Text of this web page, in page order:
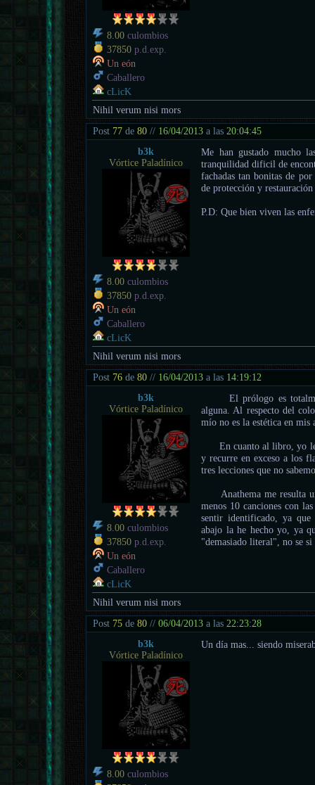
8.00 culombios
37850 p.d.exp.
Un eón
Caballero
cLicK
Nihil verum nisi mors
Post 77 de80 // 16/04/2013 a las 20:04:45
b3k
Vórtice Paladínico
8.00 culombios
37850 p.d.exp.
Un eón
Caballero
cLicK
Me han gustado mucho
tranquilidad dificil de
fachadas tan bonitas de
de protección y restauración
P.D: Que bien viven las
Nihil verum nisi mors
Post 76 de80 // 16/04/2013 a las 14:19:12
b3k
Vórtice Paladínico
8.00 culombios
37850 p.d.exp.
Un eón
Caballero
cLicK
El prólogo es
alguna. Al respecto del
mío no es la estética en mis
En cuanto al libro, yo le
y recurre en exceso a los
tres lecciones que no
Anathema me resulta
menos 10 canciones con
sentir identificado, ya que
abajo la he hecho yo, ya
"demasiado literal", no se
Nihil verum nisi mors
Post 75 de80 //06/04/2013 a las 22:23:28
b3k
Vórtice Paladínico
8.00 culombios
Un día mas... siendo